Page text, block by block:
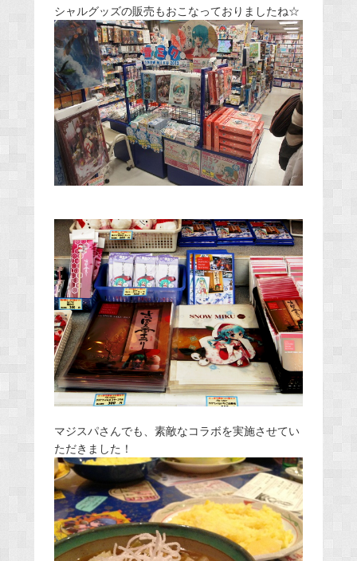
シャルグッズの販売もおこなっておりましたね☆
マジスパさんでも、素敵なコラボを実施させてい
ただきました！